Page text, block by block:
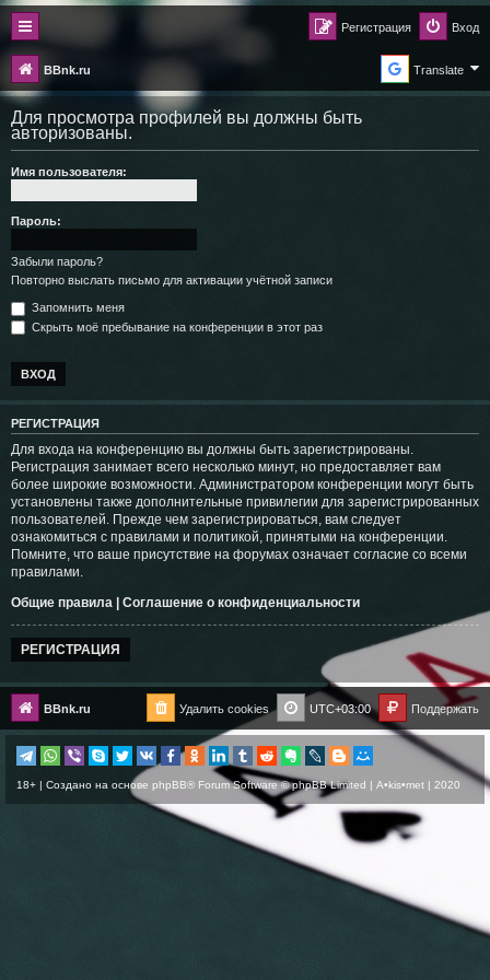
Вход
Регистрация
BBnk.ru Translate
Для просмотра профилей вы должны быть
авторизованы.
Имя пользователя:
Пароль:
Забыли пароль?
Повторно выслать письмо для активации учётной записи
Запомнить меня
Скрыть моё пребывание на конференции в этот раз
РЕГИСТРАЦИЯ
Для входа на конференцию вы должны быть зарегистрированы.
Регистрация занимает всего несколько минут, но предоставляет вам
более широкие возможности. Администратором конференции могут быть
установлены также дополнительные привилегии для зарегистрированных
пользователей. Прежде чем зарегистрироваться, вам следует
ознакомиться с правилами и политикой, принятыми на конференции.
Помните, что ваше присутствие на форумах означает согласие со всеми
правилами.
Общие правила | Соглашение о конфиденциальности
РЕГИСТРАЦИЯ
BBnk.ru Поддержать
UTC+03:00
Удалить cookies
18+ | Создано на основе phpBB® Forum Software © phpBB Limited | A•kis•met | 2020